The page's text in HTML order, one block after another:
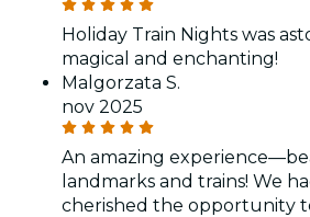
Holiday Train Nights was
magical and enchanting!
Malgorzata S.
nov 2025
An amazing
landmarks and trains! We
cherished the opportunity